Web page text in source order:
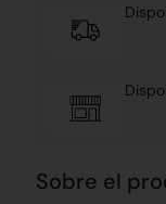
Sobre el